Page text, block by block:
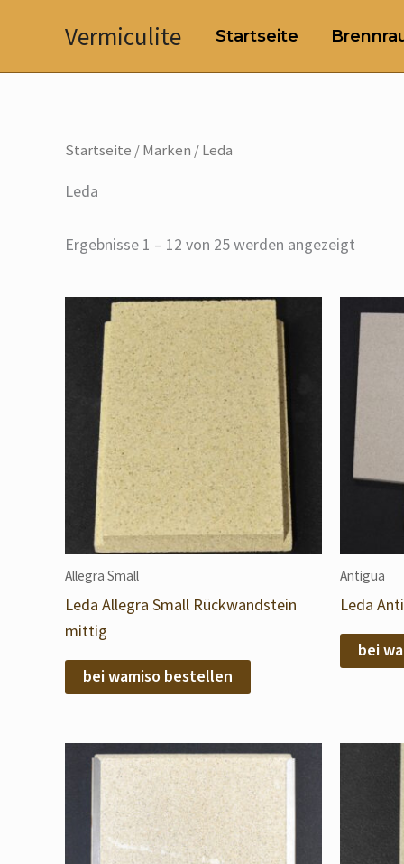
Vermiculite Startseite
Startseite / Marken / Leda
Leda
Ergebnisse 1 – 12 von 25 werden angezeigt
Allegra Small
Leda Allegra Small Rückwandstein
mittig
bei wamiso bestellen
Antigua
Leda
bei